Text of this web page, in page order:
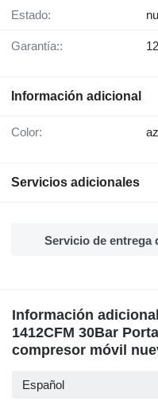
Estado:
Garantía::
Información adicional
Color:
Servicios adicionales
Servicio de entrega
Información
1412CFM 30Bar
compresor móvil
Español